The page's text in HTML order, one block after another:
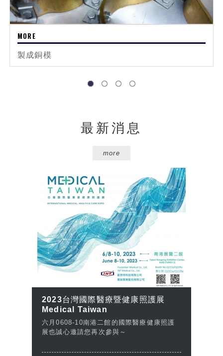
製成銅模
1 2 3
最新消息
more
2023台灣國際醫療暨健康照護展
Medical Taiwan
六月0608-10南港二館的國際醫療健康照護
展也誠心邀請您再次參與～